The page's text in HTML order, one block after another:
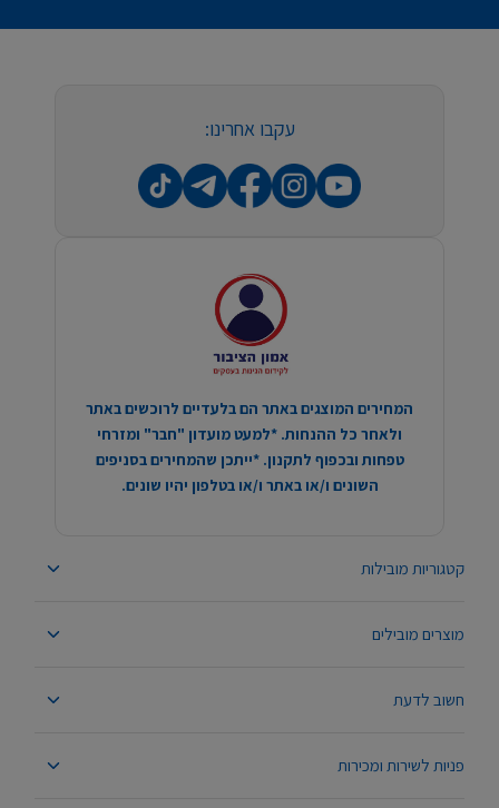
קטגוריות מובילות
מוצרים מובילים
חשוב לדעת
פניות לשירות ומכירות
עקבו אחרינו:
המחירים המוצגים באתר הם בלעדיים לרוכשים באתר
ולאחר כל ההנחות. *למעט מועדון "חבר" ומזרחי
טפחות ובכפוף לתקנון. *ייתכן שהמחירים בסניפים
השונים ו/או באתר ו/או בטלפון יהיו שונים.